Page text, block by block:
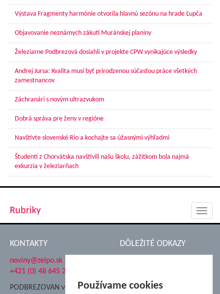
Výstava Fragmenty harmónie otvorila hlavnú sezónu na hrade Ľupča
Objavovanie neznámych zákutí Muránskej planiny
Železiarne Podbrezová dosiahli v projekte CPW vynikajúce výsledky
Andrej Jursa: Kvalita musí byť prirodzenou súčasťou práce všetkých
zamestnancov
Záchranári s novým ultrazvukom
Dobrá správa pre ženy v regióne
Navštívte slovenské Rio a kochajte sa úžasnými výhľadmi
Študenti z Chorvátska navštívili našu školu, zážitkom bola najmä
exkurzia v železiarňach
Rubriky
KONTAKTY
noviny@zelpo.sk
+421 (0) 48 645 2711
PODBREZOVAN vydáva
DÔLEŽITÉ ODKAZY
Nadácia Železiarne
Používame cookies